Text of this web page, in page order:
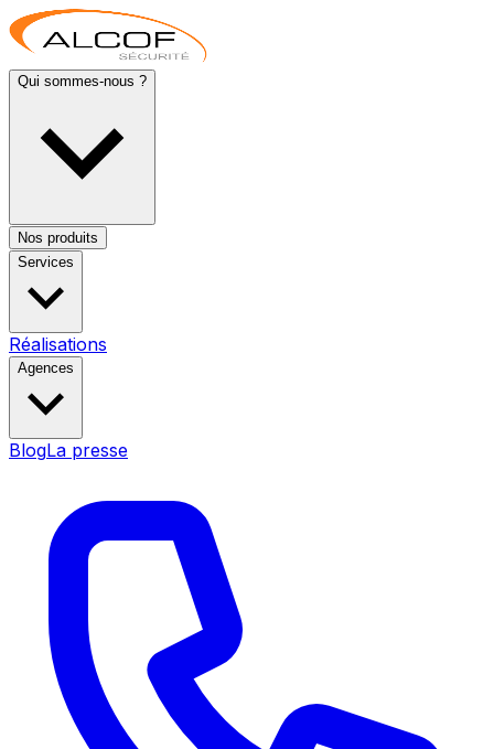
Qui sommes-nous ?
Nos produits
Services
Réalisations
Agences
BlogLa presse